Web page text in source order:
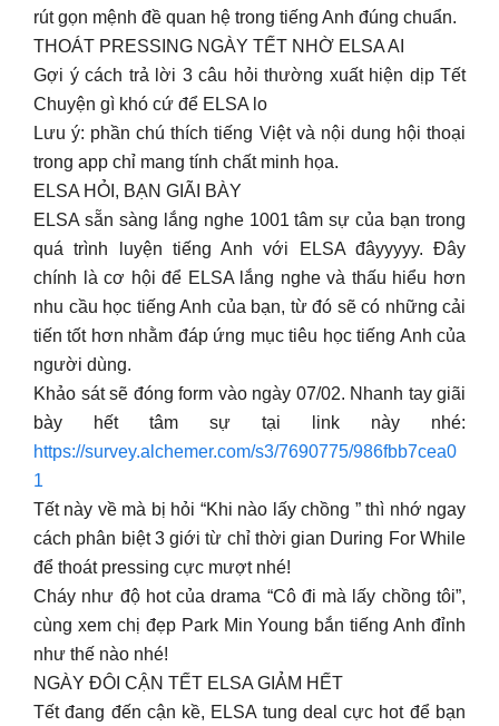
rút gọn mệnh đề quan hệ trong tiếng Anh đúng chuẩn.
THOÁT PRESSING NGÀY TẾT NHỜ ELSA AI
Gợi ý cách trả lời 3 câu hỏi thường xuất hiện dịp Tết
Chuyện gì khó cứ để ELSA lo
Lưu ý: phần chú thích tiếng Việt và nội dung hội thoại
trong app chỉ mang tính chất minh họa.
ELSA HỎI, BẠN GIÃI BÀY
ELSA sẵn sàng lắng nghe 1001 tâm sự của bạn trong
quá trình luyện tiếng Anh với ELSA đâyyyyy. Đây
chính là cơ hội để ELSA lắng nghe và thấu hiểu hơn
nhu cầu học tiếng Anh của bạn, từ đó sẽ có những cải
tiến tốt hơn nhằm đáp ứng mục tiêu học tiếng Anh của
người dùng.
Khảo sát sẽ đóng form vào ngày 07/02. Nhanh tay giãi
bày hết tâm sự tại link này nhé:
https://survey.alchemer.com/s3/7690775/986fbb7cea0
1
Tết này về mà bị hỏi “Khi nào lấy chồng ” thì nhớ ngay
cách phân biệt 3 giới từ chỉ thời gian During For While
để thoát pressing cực mượt nhé!
Cháy như độ hot của drama “Cô đi mà lấy chồng tôi”,
cùng xem chị đẹp Park Min Young bắn tiếng Anh đỉnh
như thế nào nhé!
NGÀY ĐÔI CẬN TẾT ELSA GIẢM HẾT
Tết đang đến cận kề, ELSA tung deal cực hot để bạn